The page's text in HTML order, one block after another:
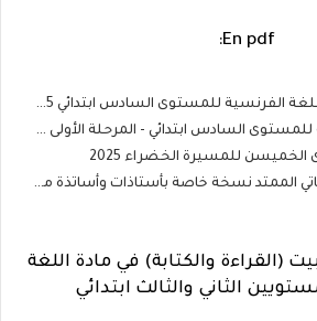
En pdf:
للمستوى السادس ابتدائي 2025 - المدرسة الرائدة
السادس ابتدائي - المرحلة الأولى : المدرسة الرائدة 2025
الخميسن للمسيرة الخضراء 2025
نسخة خاصة بأستاذات وأساتذة مؤسسات الريادة
(القراءة والكتابة) في مادة اللغة
الثاني والثالث ابتدائي